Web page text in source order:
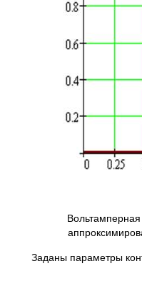
Вольтамперная
Заданы параметры